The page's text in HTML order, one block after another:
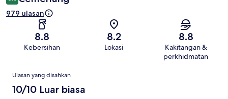
979 ulasan
8.8
Kebersihan
8.2
Lokasi
8.8
Kakitangan &
perkhidmatan
Ulasan
Ulasan yang disahkan
10/10 Luar biasa